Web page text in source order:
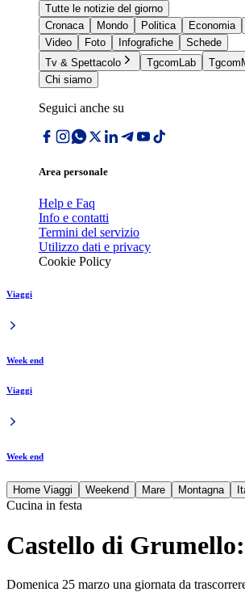
Tutte le notizie del giorno
Cronaca
Mondo Politica Economia
Video
Foto Infografiche
Schede
Tv & Spettacolo
TgcomLab
Chi siamo
Seguici anche su
Area personale
Help e Faq
Info e contatti
Termini del servizio
Utilizzo dati e privacy
Cookie Policy
Viaggi
Week end
Viaggi
Week end
Home Viaggi Weekend Mare Montagna
Cucina in festa
Castello di
Domenica 25 marzo una giornata da